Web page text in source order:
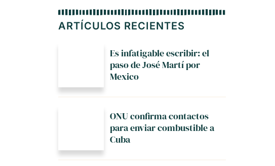
ARTÍCULOS RECIENTES
Es infatigable escribir: el
paso de José Martí por
Mexico
ONU confirma contactos
para enviar combustible a
Cuba